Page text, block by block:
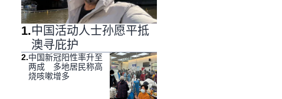
1.中国活动人士孙愿平抵
澳寻庇护
2.中国新冠阳性率升至
两成 多地居民称高
烧咳嗽增多